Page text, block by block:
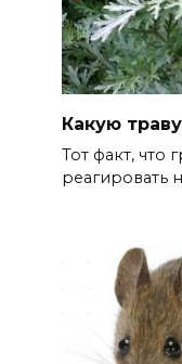
Какую
Тот факт, что
реагировать